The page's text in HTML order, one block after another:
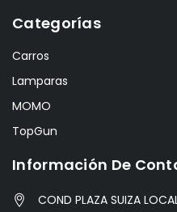
Categorías
Carros
Lamparas
MOMO
TopGun
Información De
COND PLAZA SUIZA